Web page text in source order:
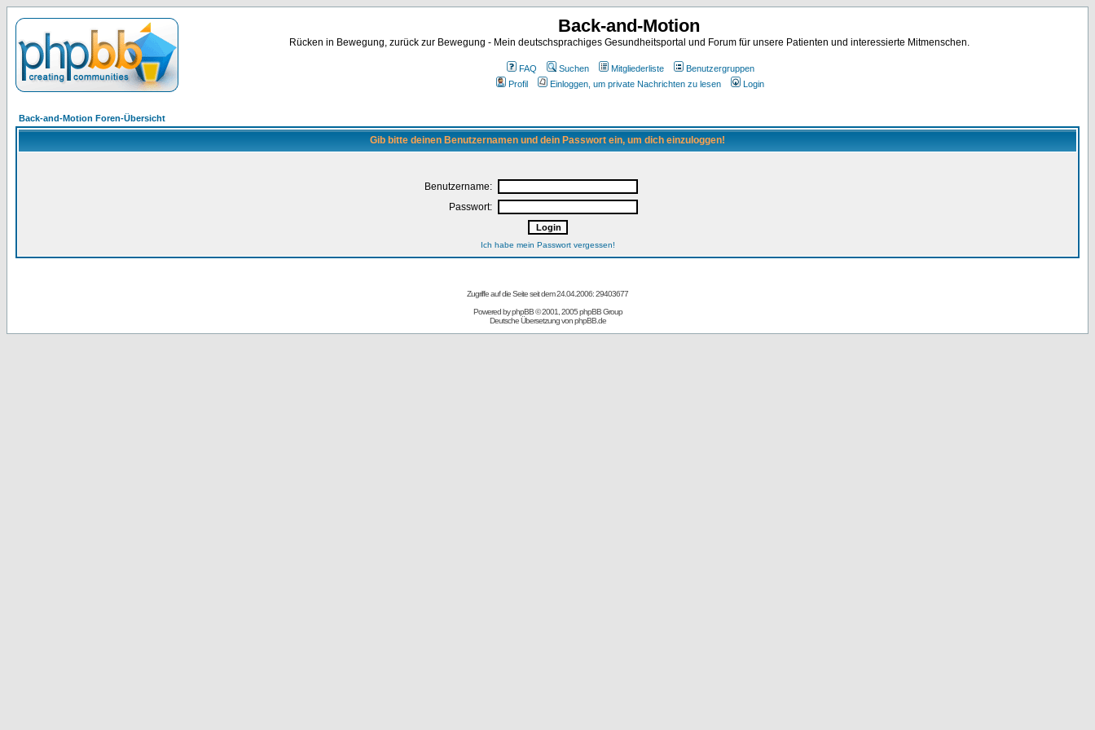
Back-and-Motion
Rücken in Bewegung, zurück zur Bewegung - Mein deutschsprachiges Gesundheitsportal und Forum für unsere Patienten und interessierte Mitmenschen.
FAQ Suchen Mitgliederliste
Benutzergruppen
Profil
Einloggen, um private Nachrichten zu lesen Login
Back-and-Motion Foren-Übersicht
Gib bitte deinen Benutzernamen und dein Passwort ein, um dich einzuloggen!
Benutzername:
Passwort:
Ich habe mein Passwort vergessen!
Zugriffe auf die Seite seit dem 24.04.2006: 29403677
Powered byphpBB© 2001, 2005 phpBB Group
Deutsche Übersetzung vonphpBB.de